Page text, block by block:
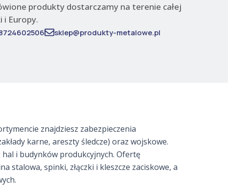
produkty dostarczamy na terenie całej
i Europy.
sklep@produkty-metalowe.pl
znajdziesz zabezpieczenia
karne, areszty śledcze) oraz wojskowe.
i budynków produkcyjnych. Ofertę
stalowa, spinki, złączki i kleszcze zaciskowe, a